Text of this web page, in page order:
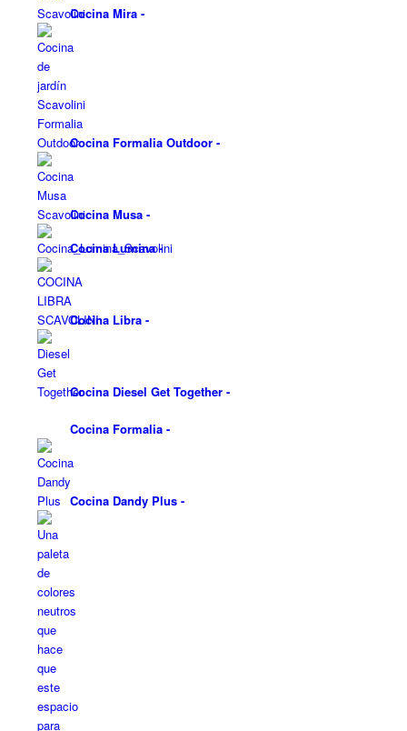
Cocina Mira-
Cocina Formalia Outdoor-
Cocina Musa-
Cocina Lumina-
Cocina Libra-
Cocina Diesel Get Together-
Cocina Formalia-
Cocina Dandy Plus-